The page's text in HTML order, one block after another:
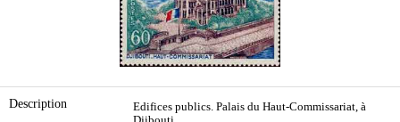
Description
Edifices publics. Palais du Haut-Commissariat, à